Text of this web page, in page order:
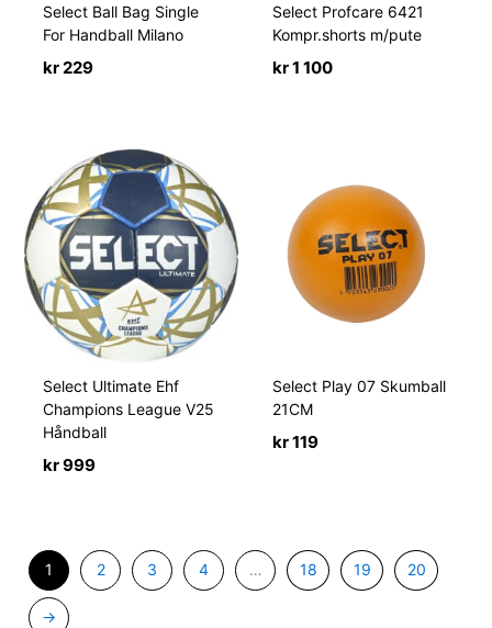
Select Ball Bag Single
For Handball Milano
kr229
Select Profcare 6421
Kompr.shorts m/pute
kr1 100
Select Ultimate Ehf
Champions League V25
Håndball
kr999
Select Play 07 Skumball
21CM
kr119
1 2 3 4 … 18 19 20
→